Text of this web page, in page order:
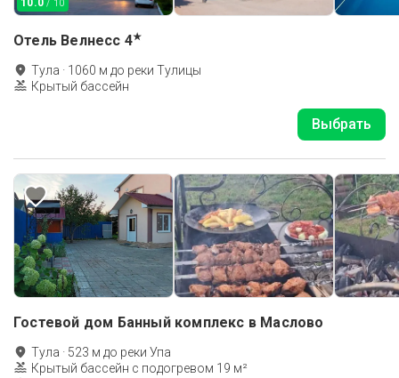
10.0 / 10
Отель Велнесс 4★
Тула · 1060 м до реки Тулицы
Крытый бассейн
Выбрать
Гостевой дом Банный комплекс в Маслово
Тула · 523 м до реки Упа
Крытый бассейн с подогревом 19 м²